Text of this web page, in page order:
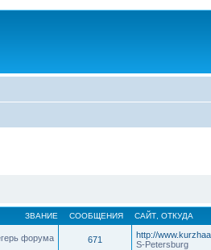
ЗВАНИЕ СООБЩЕНИЯ САЙТ ОТКУДА
671
http://
S-Petersburg